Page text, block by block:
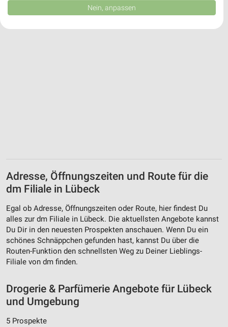
Adresse, Öffnungszeiten und Route für die
dm Filiale in Lübeck
Egal ob Adresse, Öffnungszeiten oder Route, hier findest Du
alles zur dm Filiale in Lübeck. Die aktuellsten Angebote kannst
Du Dir in den neuesten Prospekten anschauen. Wenn Du ein
schönes Schnäppchen gefunden hast, kannst Du über die
Routen-Funktion den schnellsten Weg zu Deiner Lieblings-
Filiale von dm finden.
Drogerie & Parfümerie Angebote für Lübeck
und Umgebung
5 Prospekte
Daten können außerhalb der Europäischen Union weitergegeben und in die
USA gesendet werden.
Website/App.
Verwendung von Profilen zur Auswahl
personalisierter Werbung
Erstellung von Profilen zur Personalisierung
von Inhalten
Verwendung von Profilen zur Auswahl
personalisierter Inhalte
Messung der Werbeleistung
Messung der Performance von Inhalten
Analyse von Zielgruppen durch Statistiken oder
Quellen
Nein, anpassen